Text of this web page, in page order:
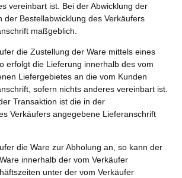
vereinbart ist. Bei der Abwicklung der
der Bestellabwicklung des Verkäufers
maßgeblich.
die Zustellung der Ware mittels eines
erfolgt die Lieferung innerhalb des vom
Liefergebietes an die vom Kunden
sofern nichts anderes vereinbart ist.
Transaktion ist die in der
Verkäufers angegebene Lieferanschrift
die Ware zur Abholung an, so kann der
innerhalb der vom Verkäufer
unter der vom Verkäufer